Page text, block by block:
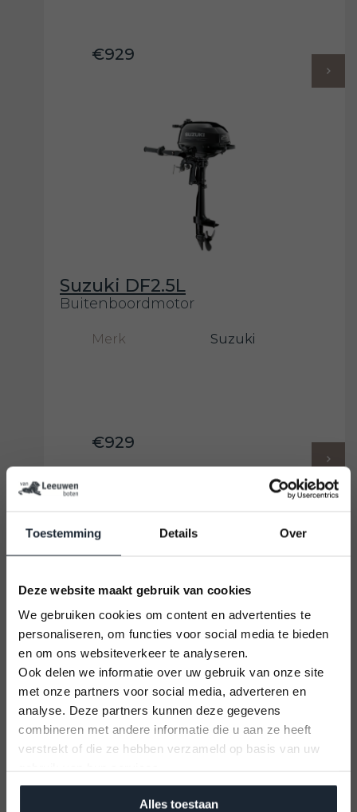
Toestemming Details Over
Deze website maakt gebruik van cookies
We gebruiken cookies om content en advertenties te
personaliseren, om functies voor social media te bieden
en om ons websiteverkeer te analyseren.
Ook delen we informatie over uw gebruik van onze site
met onze partners voor social media, adverteren en
analyse. Deze partners kunnen deze gegevens
combineren met andere informatie die u aan ze heeft
verstrekt of die ze hebben verzameld op basis van uw
Alles toestaan
U kunt alleen nog plekken reserveren op
12 September 2026
Vaarbewijs cursus
Kom alles leren voor je vaaravontuur!
Meld je aan
€929
Suzuki DF2.5L
Buitenboordmotor
Merk Suzuki
€929
KORTING
Tohatsu MFS 6D SS
Buitenboordmotor
Merk Tohatsu